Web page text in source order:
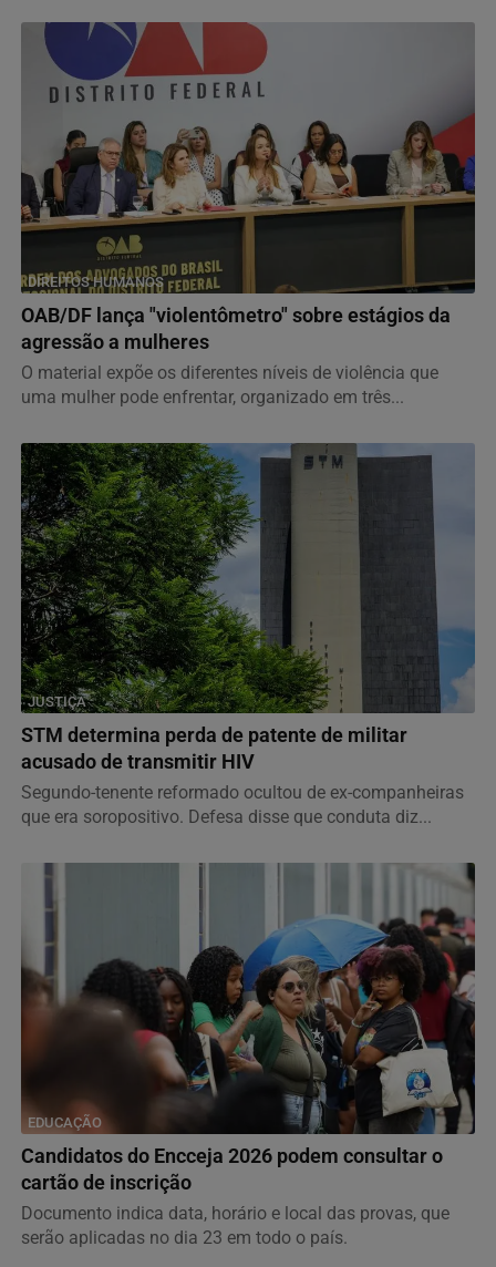
DIREITOS HUMANOS
OAB/DF lança "violentômetro" sobre estágios da
agressão a mulheres
O material expõe os diferentes níveis de violência que
uma mulher pode enfrentar, organizado em três...
JUSTIÇA
STM determina perda de patente de militar
acusado de transmitir HIV
Segundo-tenente reformado ocultou de ex-companheiras
que era soropositivo. Defesa disse que conduta diz...
EDUCAÇÃO
Candidatos do Encceja 2026 podem consultar o
cartão de inscrição
Documento indica data, horário e local das provas, que
serão aplicadas no dia 23 em todo o país.